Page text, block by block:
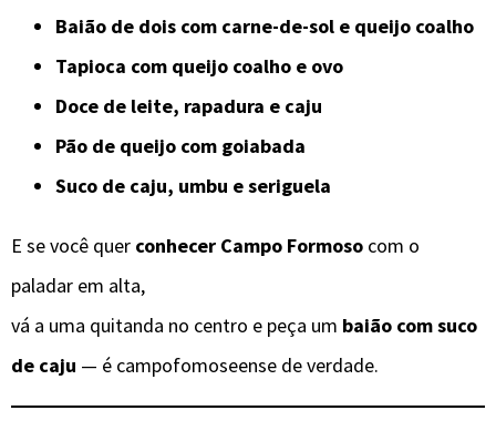
Baião de dois com carne-de-sol e queijo coalho
Tapioca com queijo coalho e ovo
Doce de leite, rapadura e caju
Pão de queijo com goiabada
Suco de caju, umbu e seriguela
E se você quer conhecer Campo Formoso com o
paladar em alta,
vá a uma quitanda no centro e peça um baião com suco
de caju — é campofomoseense de verdade.